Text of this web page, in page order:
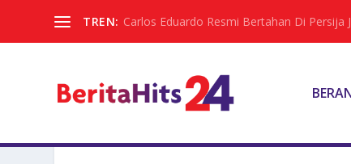
TREN: Carlos Eduardo Resmi Bertahan Di Persija